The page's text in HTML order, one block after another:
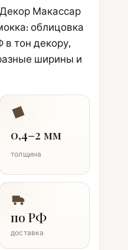
Макассар
облицовка
тон декору,
ширины и
0,4–2 мм
толщина
по РФ
доставка